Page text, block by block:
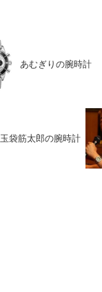
あむぎりの腕時計
玉袋筋太郎の腕時計